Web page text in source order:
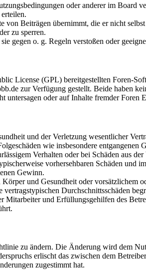
oder anderer im
Beiträgen übernimmt, die er nicht
zu sperren.
gegen o. g. Regeln verstoßen oder
License (GPL) bereitgestellten Foren-
zur Verfügung gestellt. Beide haben
untersagen oder auf Inhalte fremder Foren
und der Verletzung wesentlicher
wie insbesondere entgangenen
Verhalten oder bei Schäden aus
vorhersehbaren Schäden und
Gewinn.
und Gesundheit oder vorsätzlichem
Durchschnittsschäden
Mitarbeiter und Erfüllungsgehilfen des
zu ändern. Die Änderung wird dem
erlischt das zwischen dem
zugestimmt hat.